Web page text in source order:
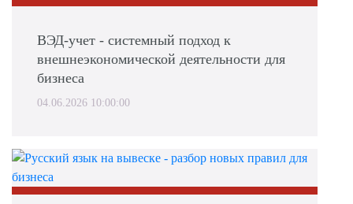
ВЭД-учет - системный подход к
внешнеэкономической деятельности для
бизнеса
04.06.2026 10:00:00